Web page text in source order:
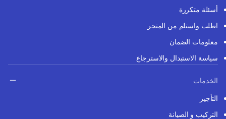
أسئلة متكررة
اطلب واستلم من المتجر
معلومات الضمان
سياسة الاستبدال والاسترجاع
الخدمات
التأجير
التركيب و الصيانة